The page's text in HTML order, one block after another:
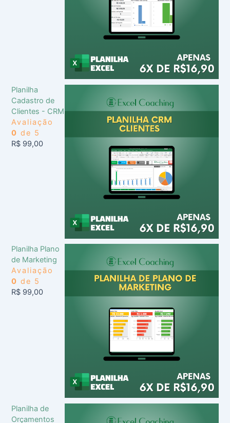
Planilha
Cadastro de
Clientes - CRM
Avaliação
0 de 5
R$ 99,00
Planilha Plano
de Marketing
Avaliação
0 de 5
R$ 99,00
Planilha de
Orçamentos